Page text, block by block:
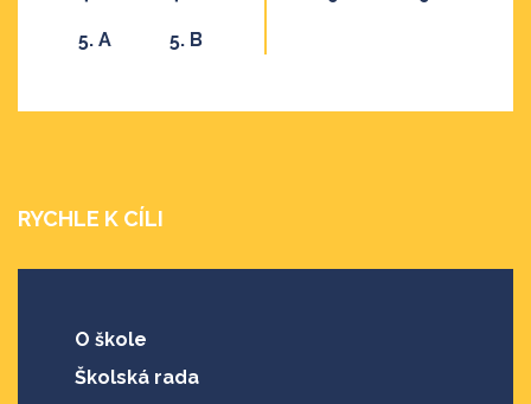
5. A 5. B
RYCHLE K CÍLI
O škole
Školská rada